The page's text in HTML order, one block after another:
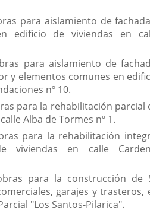
para aislamiento de
edificio de viviendas en
para aislamiento de
y elementos comunes en
nº 10.
para la rehabilitación parcial
Alba de Tormes nº 1.
para la rehabilitación
viviendas en calle
para la construcción de
garajes y trasteros,
"Los Santos-Pilarica".